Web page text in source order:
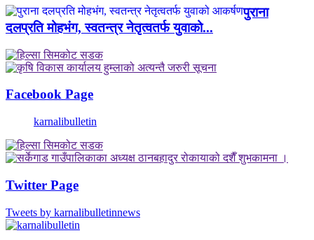
पुराना
दलप्रति मोहभंग, स्वतन्त्र नेतृत्वतर्फ युवाको...
Facebook Page
karnalibulletin
Twitter Page
Tweets by karnalibulletinnews